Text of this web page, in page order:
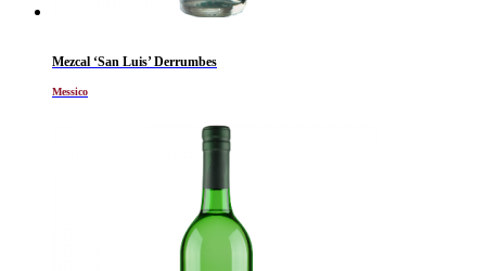
Mezcal ‘San Luis’ Derrumbes
Messico